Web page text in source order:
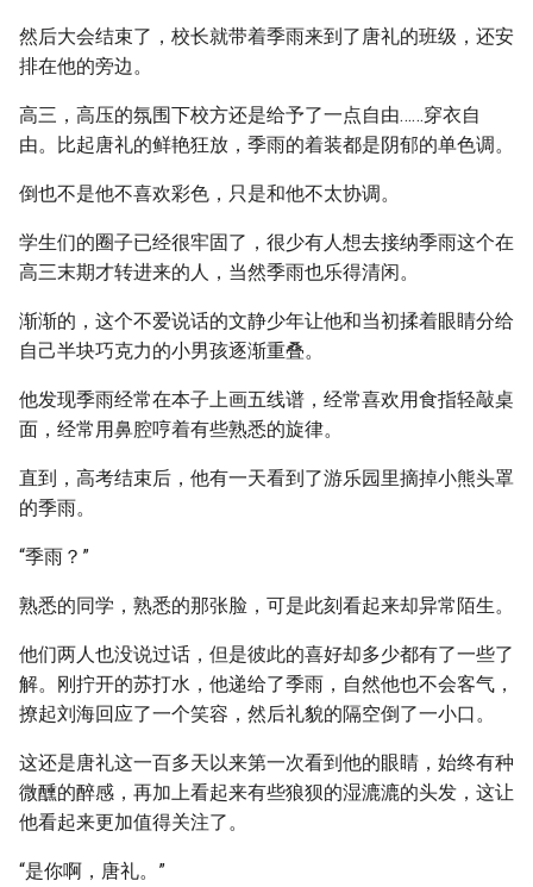
然后大会结束了，校长就带着季雨来到了唐礼的班级，还安
排在他的旁边。
高三，高压的氛围下校方还是给予了一点自由……穿衣自
由。比起唐礼的鲜艳狂放，季雨的着装都是阴郁的单色调。
倒也不是他不喜欢彩色，只是和他不太协调。
学生们的圈子已经很牢固了，很少有人想去接纳季雨这个在
高三末期才转进来的人，当然季雨也乐得清闲。
渐渐的，这个不爱说话的文静少年让他和当初揉着眼睛分给
自己半块巧克力的小男孩逐渐重叠。
他发现季雨经常在本子上画五线谱，经常喜欢用食指轻敲桌
面，经常用鼻腔哼着有些熟悉的旋律。
直到，高考结束后，他有一天看到了游乐园里摘掉小熊头罩
的季雨。
“季雨？”
熟悉的同学，熟悉的那张脸，可是此刻看起来却异常陌生。
他们两人也没说过话，但是彼此的喜好却多少都有了一些了
解。刚拧开的苏打水，他递给了季雨，自然他也不会客气，
撩起刘海回应了一个笑容，然后礼貌的隔空倒了一小口。
这还是唐礼这一百多天以来第一次看到他的眼睛，始终有种
微醺的醉感，再加上看起来有些狼狈的湿漉漉的头发，这让
他看起来更加值得关注了。
“是你啊，唐礼。”